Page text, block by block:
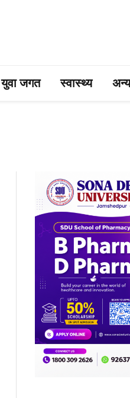
युवा जगत स्वास्थ्य अन्य